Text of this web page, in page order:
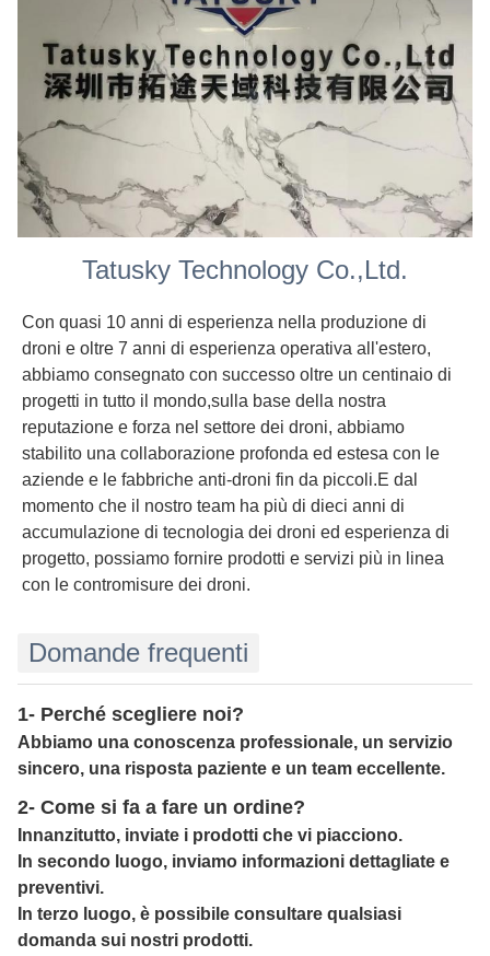
Tatusky Technology Co.,Ltd.
Con quasi 10 anni di esperienza nella produzione di
droni e oltre 7 anni di esperienza operativa all'estero,
abbiamo consegnato con successo oltre un centinaio di
progetti in tutto il mondo,sulla base della nostra
reputazione e forza nel settore dei droni, abbiamo
stabilito una collaborazione profonda ed estesa con le
aziende e le fabbriche anti-droni fin da piccoli.E dal
momento che il nostro team ha più di dieci anni di
accumulazione di tecnologia dei droni ed esperienza di
progetto, possiamo fornire prodotti e servizi più in linea
con le contromisure dei droni.
Domande frequenti
1- Perché scegliere noi?
Abbiamo una conoscenza professionale, un servizio
sincero, una risposta paziente e un team eccellente.
2- Come si fa a fare un ordine?
Innanzitutto, inviate i prodotti che vi piacciono.
In secondo luogo, inviamo informazioni dettagliate e
preventivi.
In terzo luogo, è possibile consultare qualsiasi
domanda sui nostri prodotti.